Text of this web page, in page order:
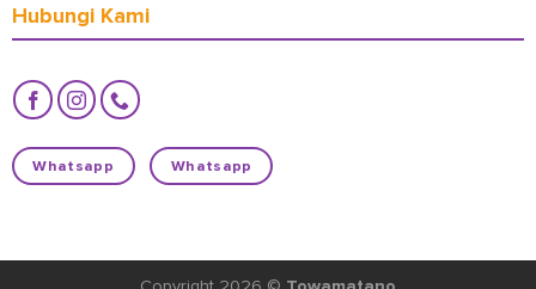
Hubungi Kami
Whatsapp Whatsapp